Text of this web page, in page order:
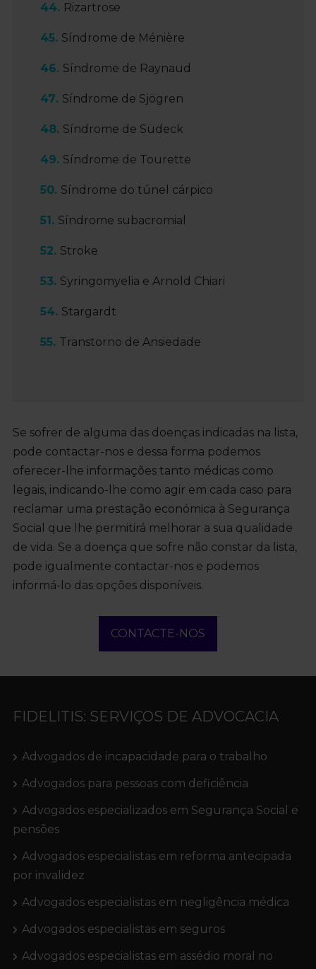
Rizartrose
Síndrome de Ménière
Síndrome de Raynaud
Síndrome de Sjögren
Síndrome de Südeck
Síndrome de Tourette
Síndrome do túnel cárpico
Síndrome subacromial
Stroke
Syringomyelia e Arnold Chiari
Stargardt
Transtorno de Ansiedade
Se sofrer de alguma das doenças indicadas na lista,
pode contactar-nos e dessa forma podemos
oferecer-lhe informações tanto médicas como
legais, indicando-lhe como agir em cada caso para
reclamar uma prestação económica à Segurança
Social que lhe permitirá melhorar a sua qualidade
de vida. Se a doença que sofre não constar da lista,
pode igualmente contactar-nos e podemos
informá-lo das opções disponíveis.
CONTACTE-NOS
FIDELITIS: SERVIÇOS DE ADVOCACIA
Advogados de incapacidade para o trabalho
Advogados para pessoas com deficiência
Advogados especializados em Segurança Social e
pensões
Advogados especialistas em reforma antecipada
por invalidez
Advogados especialistas em negligência médica
Advogados especialistas em seguros
Advogados especialistas em assédio moral no